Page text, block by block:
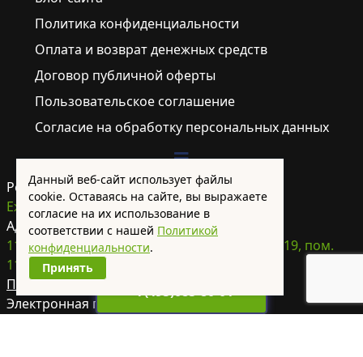
Политика конфиденциальности
Оплата и возврат денежных средств
Договор публичной оферты
Пользовательское соглашение
Согласие на обработку персональных данных
Режим работы:
Ежедневно с 7:00 до 23:00
Адрес для писем:
115280, г. Москва, ул. Ленинская слобода, д.19, пом.
11Б/6
Посмотреть на карте >
Электронная почта:
+7(495)085-80-01
Данный веб-сайт использует файлы
cookie. Оставаясь на сайте, вы выражаете
согласие на их использование в
соответствии с нашей Политикой
конфиденциальности.
Принять